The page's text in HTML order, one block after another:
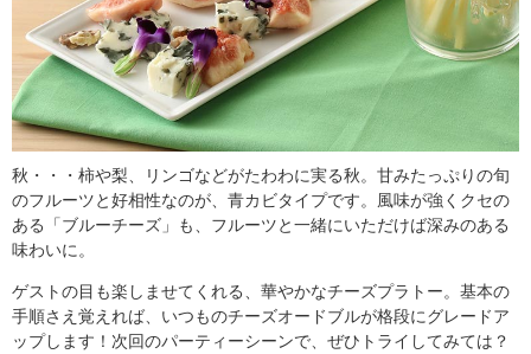
秋・・・柿や梨、リンゴなどがたわわに実る秋。甘みたっぷりの旬
のフルーツと好相性なのが、青カビタイプです。風味が強くクセの
ある「ブルーチーズ」も、フルーツと一緒にいただけば深みのある
味わいに。
ゲストの目も楽しませてくれる、華やかなチーズプラトー。基本の
手順さえ覚えれば、いつものチーズオードブルが格段にグレードア
ップします！次回のパーティーシーンで、ぜひトライしてみては？